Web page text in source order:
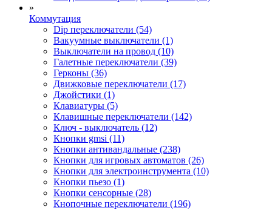
»
Коммутация
Dip переключатели (54)
Вакуумные выключатели (1)
Выключатели на провод (10)
Галетные переключатели (39)
Герконы (36)
Движковые переключатели (17)
Джойстики (1)
Клавиатуры (5)
Клавишные переключатели (142)
Ключ - выключатель (12)
Кнопки gmsi (11)
Кнопки антивандальные (238)
Кнопки для игровых автоматов (26)
Кнопки для электроинструмента (10)
Кнопки пьезо (1)
Кнопки сенсорные (28)
Кнопочные переключатели (196)